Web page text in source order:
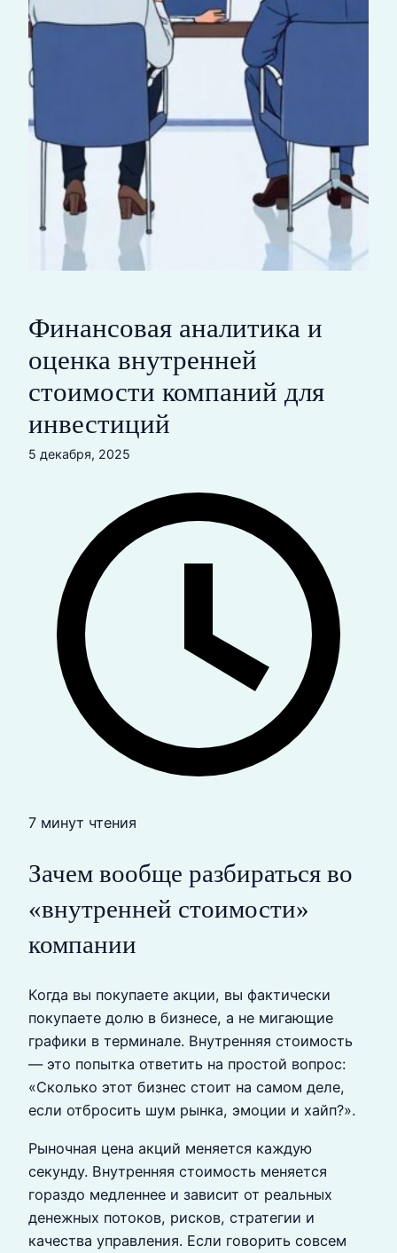
Финансовая аналитика и
оценка внутренней
стоимости компаний для
инвестиций
5 декабря, 2025
7 минут чтения
Зачем вообще разбираться во
«внутренней стоимости»
компании
Когда вы покупаете акции, вы фактически
покупаете долю в бизнесе, а не мигающие
графики в терминале. Внутренняя стоимость
— это попытка ответить на простой вопрос:
«Сколько этот бизнес стоит на самом деле,
если отбросить шум рынка, эмоции и хайп?».
Рыночная цена акций меняется каждую
секунду. Внутренняя стоимость меняется
гораздо медленнее и зависит от реальных
денежных потоков, рисков, стратегии и
качества управления. Если говорить совсем